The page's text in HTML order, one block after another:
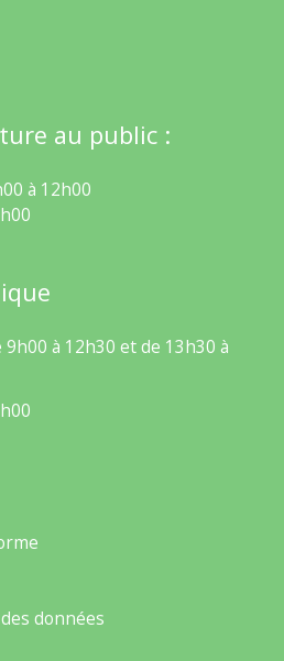
au public :
à 12h00
à 12h30 et de 13h30 à
données